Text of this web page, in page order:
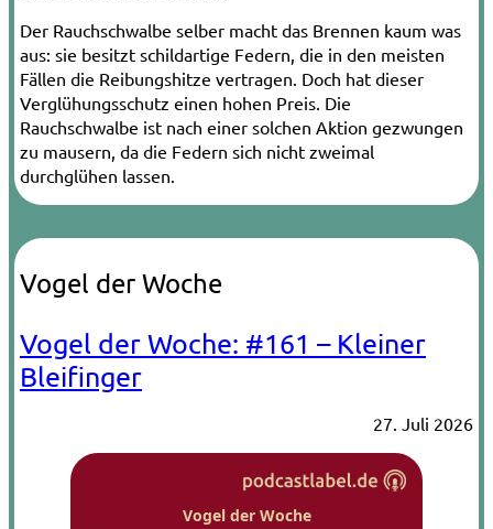
Der Rauchschwalbe selber macht das Brennen kaum was
aus: sie besitzt schildartige Federn, die in den meisten
Fällen die Reibungshitze vertragen. Doch hat dieser
Verglühungsschutz einen hohen Preis. Die
Rauchschwalbe ist nach einer solchen Aktion gezwungen
zu mausern, da die Federn sich nicht zweimal
durchglühen lassen.
Vogel der Woche
Vogel der Woche: #161 – Kleiner
Bleifinger
27. Juli 2026